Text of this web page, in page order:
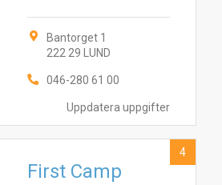
Uppdatera uppgifter
Bantorget 1
222 29 LUND
046-280 61 00
First Camp
4